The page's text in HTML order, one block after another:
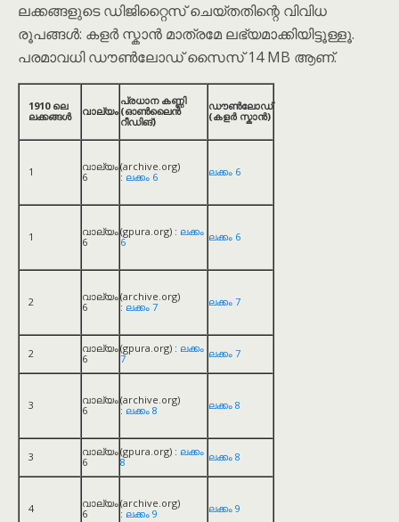
ലക്കങ്ങളുടെ ഡിജിറ്റൈസ് ചെയ്തതിന്റെ വിവിധ
രൂപങ്ങൾ: കളർ സ്കാൻ മാത്രമേ ലഭ്യമാക്കിയിട്ടൂള്ളൂ.
പരമാവധി ഡൗൺലോഡ് സൈസ് 14 MB ആണ്.
1910 ലെ
ലക്കങ്ങൾ
വാല്യം
പ്രധാന കണ്ണി
(ഓൺലൈൻ
റീഡിങ്)
ഡൗൺലോഡ്
(കളർ സ്കാൻ)
1
വാല്യം
6
(archive.org)
: ലക്കം 6 ലക്കം 6
1
വാല്യം
6
(gpura.org) : ലക്കം
6
ലക്കം 6
2
വാല്യം
6
(archive.org)
: ലക്കം 7 ലക്കം 7
2
വാല്യം
6
(gpura.org) : ലക്കം
7
ലക്കം 7
3
വാല്യം
6
(archive.org)
: ലക്കം 8 ലക്കം 8
3
വാല്യം
6
(gpura.org) : ലക്കം
8
ലക്കം 8
4
വാല്യം
6
(archive.org)
: ലക്കം 9 ലക്കം 9